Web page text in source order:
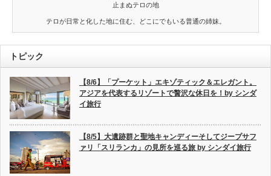
止まぬテロの地
テロが日常と化した地に住む、どこにでもいる普通の姉妹。
トピック
【8/6】「プーケット」エキゾティック＆エレガント。
アジアを代表するリゾートで贅沢な休日を！by シンダ
イ旅行
【8/5】大遺跡群と聖地キャンディーそしてジープサフ
ァリ「スリランカ」の見所を巡る旅 by シンダイ旅行